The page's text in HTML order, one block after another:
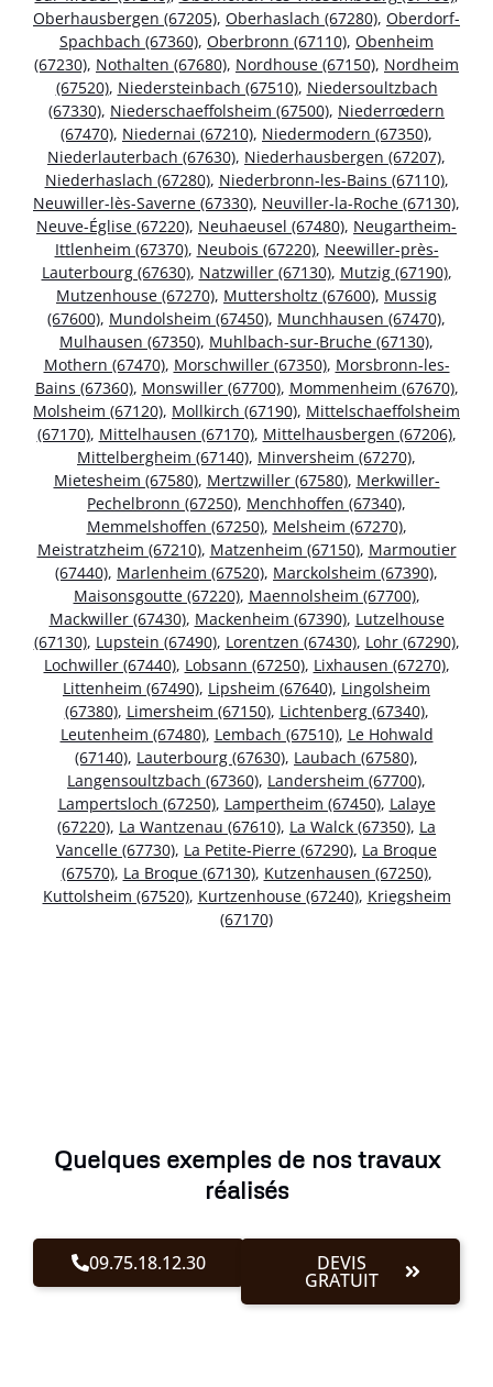
Oberhausbergen (67205), Oberhaslach (67280), Oberdorf-
Spachbach (67360), Oberbronn (67110), Obenheim
(67230), Nothalten (67680), Nordhouse (67150), Nordheim
(67520), Niedersteinbach (67510), Niedersoultzbach
(67330), Niederschaeffolsheim (67500), Niederrœdern
(67470), Niedernai (67210), Niedermodern (67350),
Niederlauterbach (67630), Niederhausbergen (67207),
Niederhaslach (67280), Niederbronn-les-Bains (67110),
Neuwiller-lès-Saverne (67330), Neuviller-la-Roche (67130),
Neuve-Église (67220), Neuhaeusel (67480), Neugartheim-
Ittlenheim (67370), Neubois (67220), Neewiller-près-
Lauterbourg (67630), Natzwiller (67130), Mutzig (67190),
Mutzenhouse (67270), Muttersholtz (67600), Mussig
(67600), Mundolsheim (67450), Munchhausen (67470),
Mulhausen (67350), Muhlbach-sur-Bruche (67130),
Mothern (67470), Morschwiller (67350), Morsbronn-les-
Bains (67360), Monswiller (67700), Mommenheim (67670),
Molsheim (67120), Mollkirch (67190), Mittelschaeffolsheim
(67170), Mittelhausen (67170), Mittelhausbergen (67206),
Mittelbergheim (67140), Minversheim (67270),
Mietesheim (67580), Mertzwiller (67580), Merkwiller-
Pechelbronn (67250), Menchhoffen (67340),
Memmelshoffen (67250), Melsheim (67270),
Meistratzheim (67210), Matzenheim (67150), Marmoutier
(67440), Marlenheim (67520), Marckolsheim (67390),
Maisonsgoutte (67220), Maennolsheim (67700),
Mackwiller (67430), Mackenheim (67390), Lutzelhouse
(67130), Lupstein (67490), Lorentzen (67430), Lohr (67290),
Lochwiller (67440), Lobsann (67250), Lixhausen (67270),
Littenheim (67490), Lipsheim (67640), Lingolsheim
(67380), Limersheim (67150), Lichtenberg (67340),
Leutenheim (67480), Lembach (67510), Le Hohwald
(67140), Lauterbourg (67630), Laubach (67580),
Langensoultzbach (67360), Landersheim (67700),
Lampertsloch (67250), Lampertheim (67450), Lalaye
(67220), La Wantzenau (67610), La Walck (67350), La
Vancelle (67730), La Petite-Pierre (67290), La Broque
(67570), La Broque (67130), Kutzenhausen (67250),
Kuttolsheim (67520), Kurtzenhouse (67240), Kriegsheim
(67170)
Quelques exemples de nos travaux
réalisés
09.75.18.12.30 DEVIS
GRATUIT